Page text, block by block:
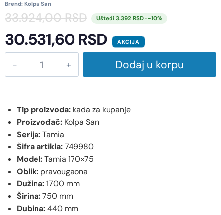
Brend: Kolpa San
33.924,00RSD Uštedi 3.392 RSD · -10%
30.531,60RSD AKCIJA
Dodaj u korpu
Tip proizvoda: kada za kupanje
Proizvođač: Kolpa San
Serija:Tamia
Šifra artikla:749980
Model:Tamia 170×75
Oblik: pravougaona
Dužina:1700 mm
Širina:750 mm
Dubina:440 mm